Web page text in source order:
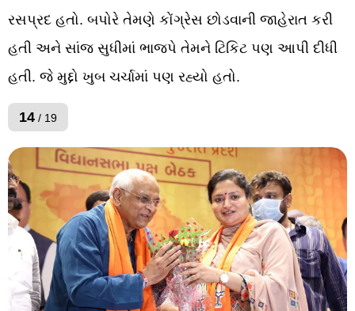
રસપ્રદ હતો. બપોરે તેમણે કોંગ્રેસ છોડવાની જાહેરાત કરી
હતી અને સાંજ સુધીમાં ભાજપે તેમને ટિકિટ પણ આપી દીધી
હતી. જે મુદ્દો ખુબ ચર્ચામાં પણ રહ્યો હતો.
14 / 19